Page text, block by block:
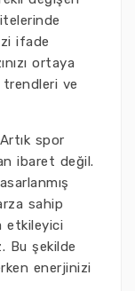
ifade
ortaya
trendleri ve
spor
ibaret değil.
sahip
etkileyici
Bu şekilde
enerjinizi